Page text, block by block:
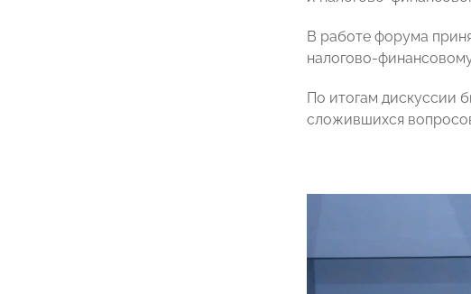
В работе форума
налогово-
По итогам дискуссии
сложившихся